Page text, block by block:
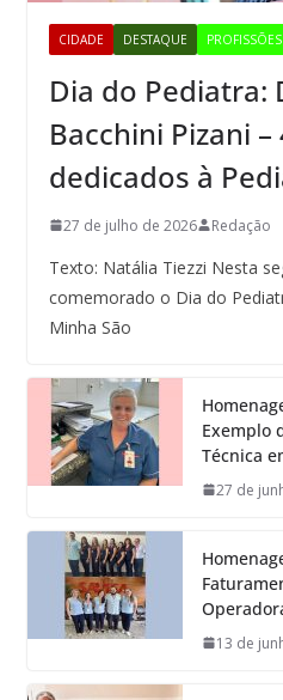
CIDADE DESTAQUE PROFISSÕES
Dia do Pediatra:
Bacchini Pizani
dedicados à
27 de julho de 2026 Redação
Texto: Natália Tiezzi Nesta
comemorado o Dia do
Minha São
Exemplo
Técnica
27 de
13 de